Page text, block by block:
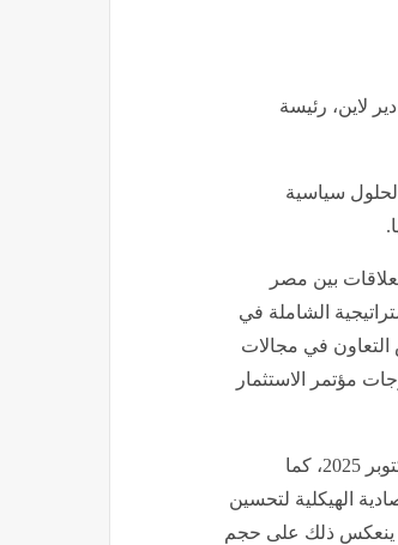
لاين، رئيسة
سياسية
بين مصر
الشاملة في
التعاون في مجالات
مؤتمر الاستثمار
وكذلك الحدث الاقتصادي الذي عقد على هامش القمة المصرية الأوروبية في أكتوبر 2025، كما
الهيكلية لتحسين
ينعكس ذلك على حجم